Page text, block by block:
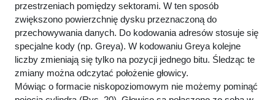
przestrzeniach pomiędzy sektorami. W ten sposób
zwiększono powierzchnię dysku przeznaczoną do
przechowywania danych. Do kodowania adresów stosuje się
specjalne kody (np. Greya). W kodowaniu Greya kolejne
liczby zmieniają się tylko na pozycji jednego bitu. Śledząc te
zmiany można odczytać położenie głowicy.
Mówiąc o formacie niskopoziomowym nie możemy pominąć